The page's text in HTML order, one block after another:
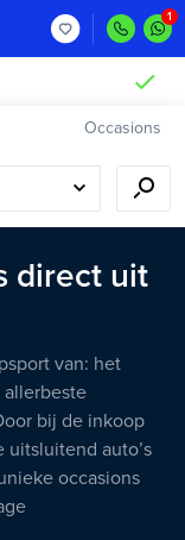
>
Occasions
direct uit
van: het
bij de inkoop
auto’s
occasions